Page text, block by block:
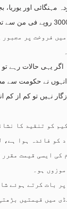
مہنگائی اور
باعث گندم کی لاگت 3000
2100 روپے میں فروخت پر
اگر یہی حالات رہے
نے حکومت سے
نہیں تو کم از کم
کو تنقید کا
کو فائدہ ہوا ہے،
کی ایسی قیمت مقرر
ہو۔
بات کرتے ہوئے
میں قیمتیں